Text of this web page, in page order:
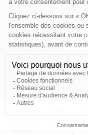
Tél :05 57 55
Email :gaucher-
Honoraires